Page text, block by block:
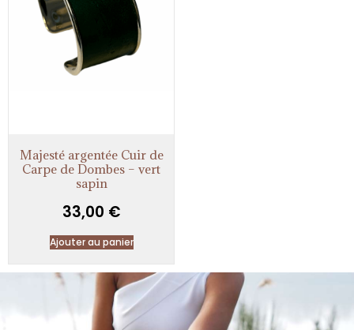
Majesté argentée Cuir de
Carpe de Dombes – vert
sapin
33,00 €
Ajouter au panier